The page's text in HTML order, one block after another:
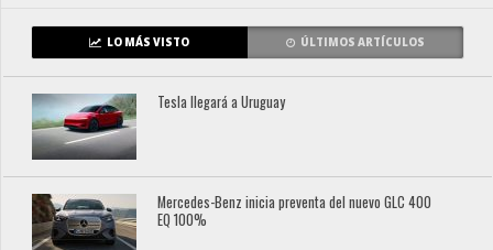
LO MÁS VISTO ÚLTIMOS ARTÍCULOS
Tesla llegará a Uruguay
Mercedes-Benz inicia preventa del nuevo GLC 400
EQ 100%